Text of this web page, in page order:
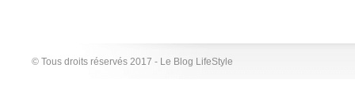
© Tous droits réservés 2017 - Le Blog LifeStyle